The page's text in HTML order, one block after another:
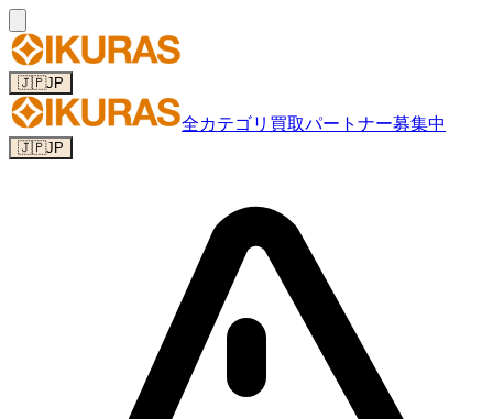
🇯🇵JP
全カテゴリ 買取パートナー募集中
🇯🇵JP